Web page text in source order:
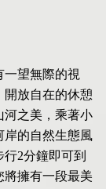
望無際的視
開放自在的休憩
河之美，乘著小
岸的自然生態風
2分鐘即可到
將擁有一段最美